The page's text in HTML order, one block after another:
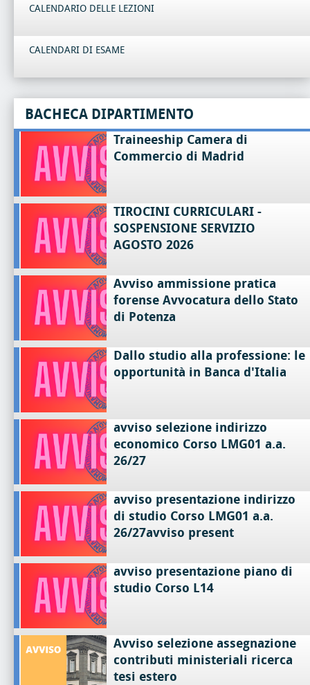
CALENDARIO DELLE LEZIONI
CALENDARI DI ESAME
BACHECA DIPARTIMENTO
Traineeship Camera di
Commercio di Madrid
TIROCINI CURRICULARI -
SOSPENSIONE SERVIZIO
AGOSTO 2026
Avviso ammissione pratica
forense Avvocatura dello Stato
di Potenza
Dallo studio alla professione: le
opportunità in Banca d'Italia
avviso selezione indirizzo
economico Corso LMG01 a.a.
26/27
avviso presentazione indirizzo
di studio Corso LMG01 a.a.
26/27avviso present
avviso presentazione piano di
studio Corso L14
Avviso selezione assegnazione
contributi ministeriali ricerca
tesi estero